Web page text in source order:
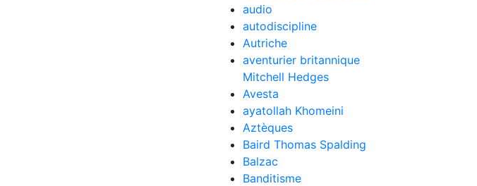
audio
autodiscipline
Autriche
aventurier britannique
Mitchell Hedges
Avesta
ayatollah Khomeini
Aztèques
Baird Thomas Spalding
Balzac
Banditisme